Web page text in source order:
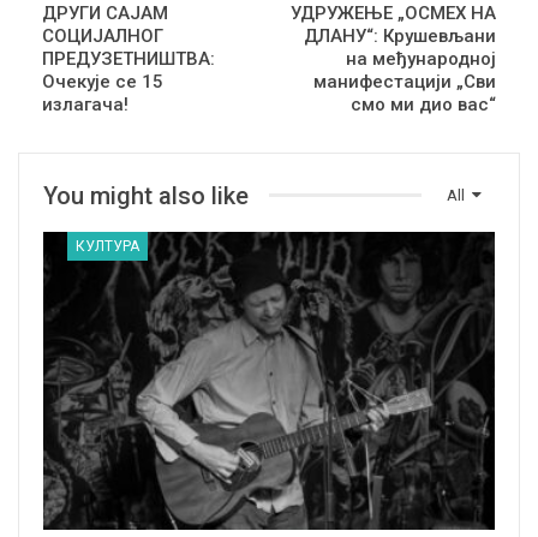
ДРУГИ САЈАМ
СОЦИЈАЛНОГ
ПРЕДУЗЕТНИШТВА:
Очекује се 15
излагача!
УДРУЖЕЊЕ „ОСМЕХ НА
ДЛАНУ“: Крушевљани
на међународној
манифестацији „Сви
смо ми дио вас“
All
You might also like
КУЛТУРА